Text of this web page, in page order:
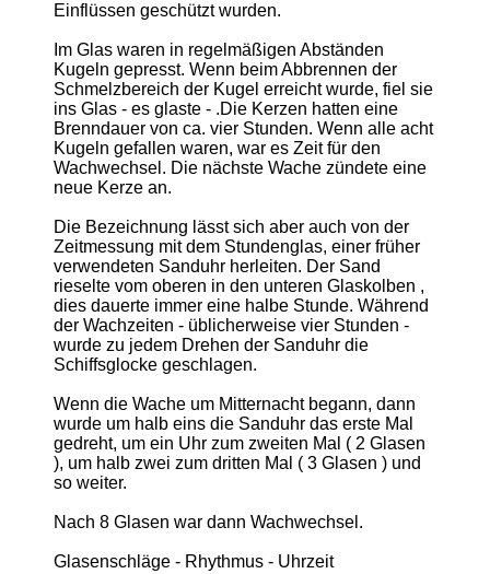
Einflüssen geschützt wurden.
Im Glas waren in regelmäßigen Abständen
Kugeln gepresst. Wenn beim Abbrennen der
Schmelzbereich der Kugel erreicht wurde, fiel sie
ins Glas - es glaste - .Die Kerzen hatten eine
Brenndauer von ca. vier Stunden. Wenn alle acht
Kugeln gefallen waren, war es Zeit für den
Wachwechsel. Die nächste Wache zündete eine
neue Kerze an.
Die Bezeichnung lässt sich aber auch von der
Zeitmessung mit dem Stundenglas, einer früher
verwendeten Sanduhr herleiten. Der Sand
rieselte vom oberen in den unteren Glaskolben ,
dies dauerte immer eine halbe Stunde. Während
der Wachzeiten - üblicherweise vier Stunden -
wurde zu jedem Drehen der Sanduhr die
Schiffsglocke geschlagen.
Wenn die Wache um Mitternacht begann, dann
wurde um halb eins die Sanduhr das erste Mal
gedreht, um ein Uhr zum zweiten Mal ( 2 Glasen
), um halb zwei zum dritten Mal ( 3 Glasen ) und
so weiter.
Nach 8 Glasen war dann Wachwechsel.
Glasenschläge - Rhythmus - Uhrzeit